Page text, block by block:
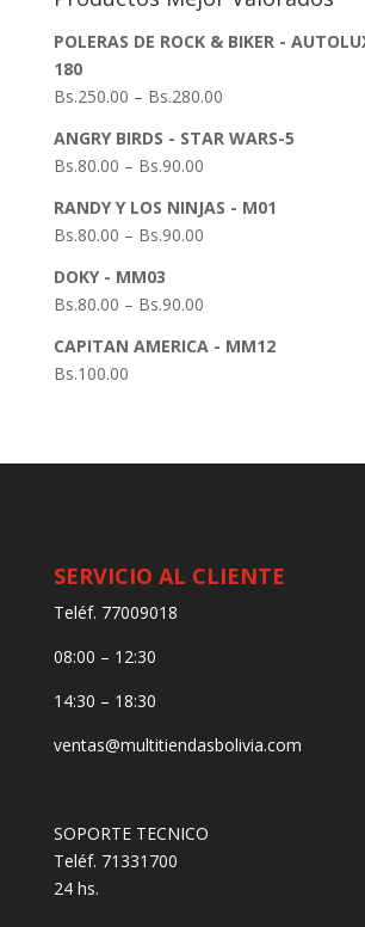
POLERAS DE ROCK & BIKER -
180
Bs.250.00 – Bs.280.00
ANGRY BIRDS - STAR WARS-5
Bs.80.00 – Bs.90.00
RANDY Y LOS NINJAS - M01
Bs.80.00 – Bs.90.00
DOKY - MM03
Bs.80.00 – Bs.90.00
CAPITAN AMERICA - MM12
Bs.100.00
SERVICIO AL CLIENTE
Teléf. 77009018
08:00 – 12:30
14:30 – 18:30
ventas@multitiendasbolivia.com
SOPORTE TECNICO
Teléf. 71331700
24 hs.